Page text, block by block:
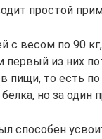
простой
с весом по 90
из них
пищи, то есть по
но за один
способен